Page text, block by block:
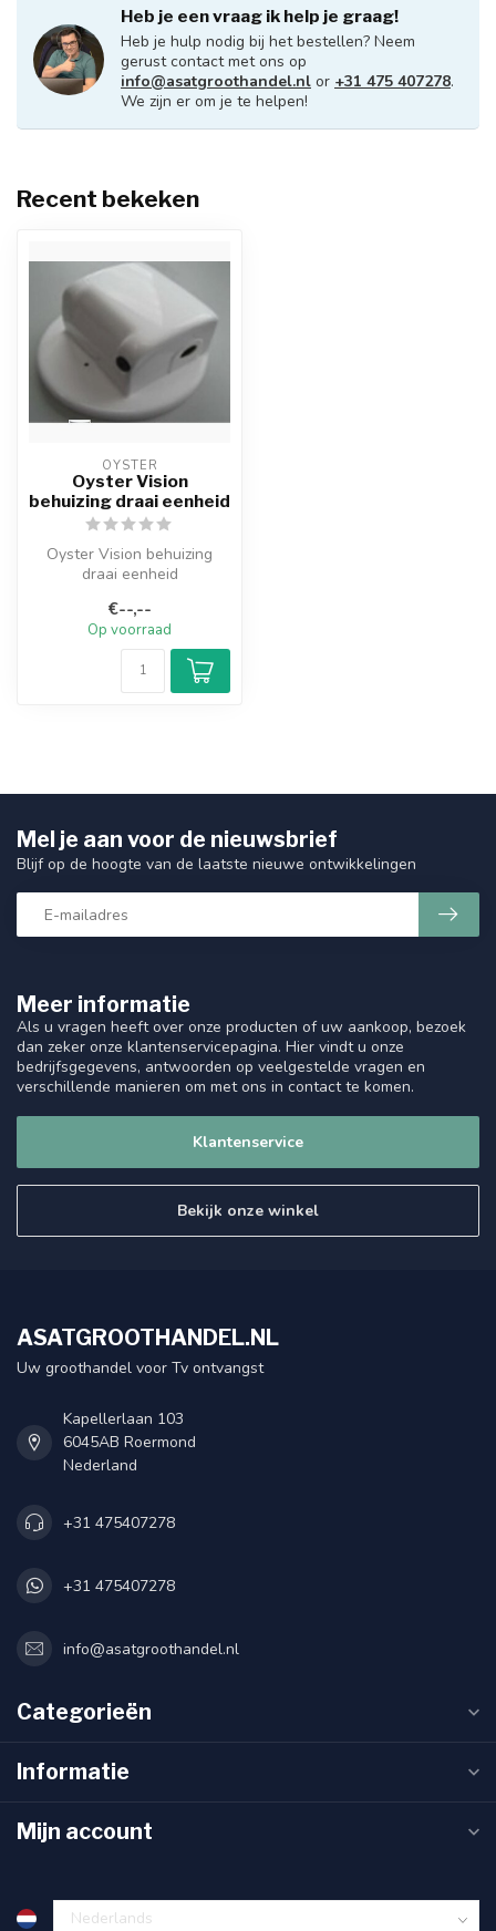
Heb je een vraag ik help je graag!
Heb je hulp nodig bij het bestellen? Neem
gerust contact met ons op
info@asatgroothandel.nl or +31 475 407278.
We zijn er om je te helpen!
Recent bekeken
OYSTER
Oyster Vision
behuizing draai eenheid
Oyster Vision behuizing
draai eenheid
€--,--
Op voorraad
Meer informatie
Als u vragen heeft over onze producten of uw aankoop, bezoek
dan zeker onze klantenservicepagina. Hier vindt u onze
bedrijfsgegevens, antwoorden op veelgestelde vragen en
verschillende manieren om met ons in contact te komen.
Klantenservice
Bekijk onze winkel
Mel je aan voor de nieuwsbrief
Blijf op de hoogte van de laatste nieuwe ontwikkelingen
ASATGROOTHANDEL.NL
Uw groothandel voor Tv ontvangst
Kapellerlaan 103
6045AB Roermond
Nederland
+31 475407278
+31 475407278
info@asatgroothandel.nl
Categorieën
Informatie
Mijn account